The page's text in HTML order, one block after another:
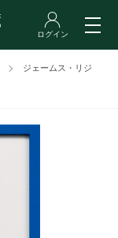
ジェームス・リジ